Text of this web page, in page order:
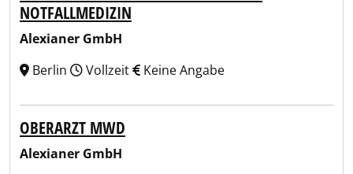
NOTFALLMEDIZIN
Alexianer GmbH
Berlin
Vollzeit Keine Angabe
OBERARZT MWD
Alexianer GmbH